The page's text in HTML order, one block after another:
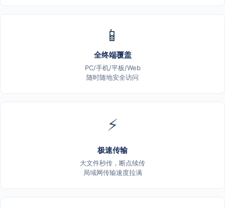
📱
全终端覆盖
PC/手机/平板/Web
随时随地安全访问
⚡
极速传输
大文件秒传，断点续传
局域网传输速度拉满